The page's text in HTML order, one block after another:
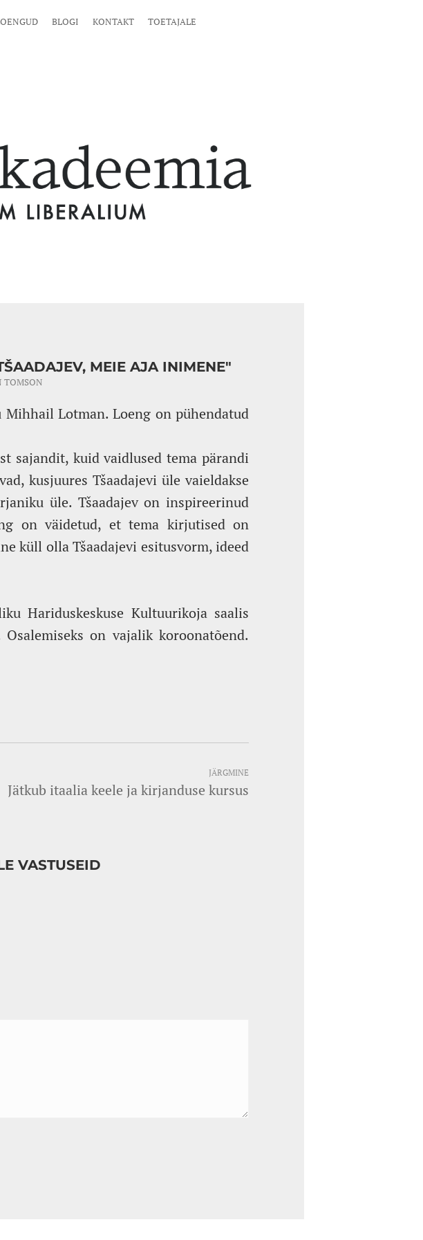
BLOGI KONTAKT TOETAJALE
MEIE AJA INIMENE"
TOMSON
Mihhail Lotman. Loeng on pühendatud
sajandit, kuid vaidlused tema pärandi
kusjuures Tšaadajevi üle vaieldakse
üle. Tšaadajev on inspireerinud
on väidetud, et tema kirjutised on
küll olla Tšaadajevi esitusvorm, ideed
Hariduskeskuse Kultuurikoja saalis
on vajalik koroonatõend.
JÄRGMINE
Jätkub itaalia keele ja kirjanduse kursus
VASTUSEID